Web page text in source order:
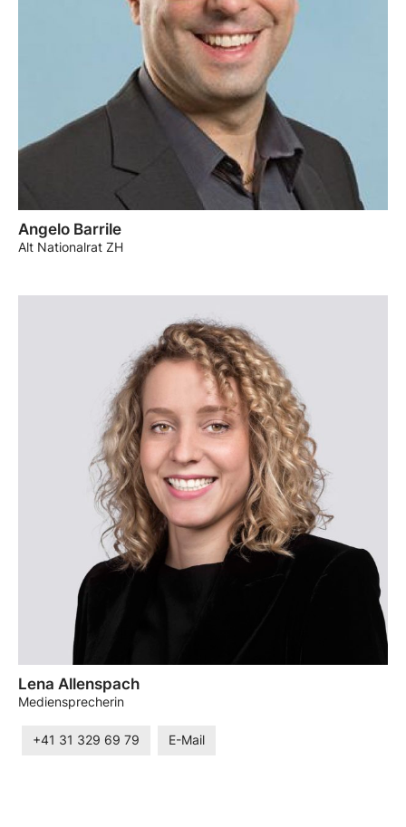
Angelo Barrile
Alt Nationalrat ZH
Lena Allenspach
Mediensprecherin
+41 31 329 69 79 E-Mail